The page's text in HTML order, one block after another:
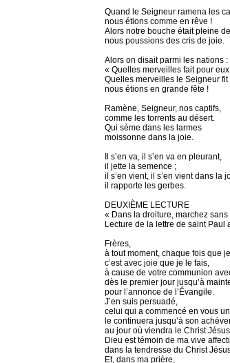
Quand le Seigneur ramena les
nous étions comme en rêve !
Alors notre bouche était pleine
nous poussions des cris de joie.
Alors on disait parmi les nations :
« Quelles merveilles fait pour
Quelles merveilles le Seigneur fit
nous étions en grande fête !
Ramène, Seigneur, nos captifs,
comme les torrents au désert.
Qui sème dans les larmes
moissonne dans la joie.
Il s’en va, il s’en va en pleurant,
il jette la semence ;
il s’en vient, il s’en vient dans la
il rapporte les gerbes.
DEUXIÈME LECTURE
« Dans la droiture, marchez
Lecture de la lettre de saint Paul
Frères,
à tout moment, chaque fois que
c’est avec joie que je le fais,
à cause de votre communion
dès le premier jour jusqu’à
pour l’annonce de l’Évangile.
J’en suis persuadé,
celui qui a commencé en vous
le continuera jusqu’à son
au jour où viendra le Christ
Dieu est témoin de ma vive
dans la tendresse du Christ
Et, dans ma prière,